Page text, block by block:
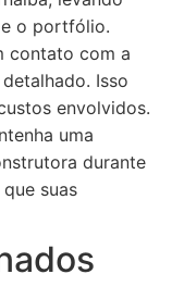
o portfólio.
contato com a
Isso
envolvidos.
uma
durante
suas